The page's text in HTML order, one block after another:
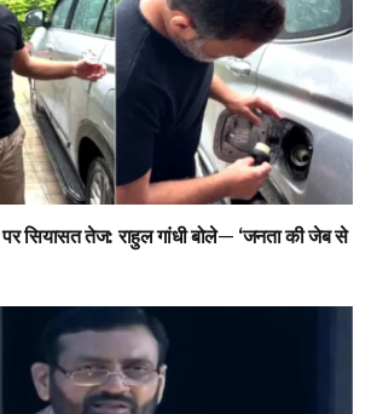
सियासत तेज: राहुल गांधी बोले— ‘जनता की जेब से